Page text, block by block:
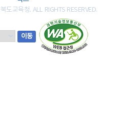
도교육청. ALL RIGHTS RESERVED.
이동